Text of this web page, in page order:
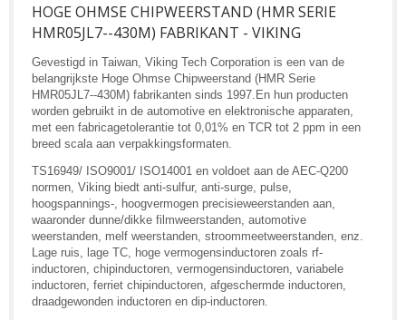
HOGE OHMSE CHIPWEERSTAND (HMR SERIE
HMR05JL7--430M) FABRIKANT - VIKING
Gevestigd in Taiwan, Viking Tech Corporation is een van de
belangrijkste Hoge Ohmse Chipweerstand (HMR Serie
HMR05JL7--430M) fabrikanten sinds 1997.En hun producten
worden gebruikt in de automotive en elektronische apparaten,
met een fabricagetolerantie tot 0,01% en TCR tot 2 ppm in een
breed scala aan verpakkingsformaten.
TS16949/ ISO9001/ ISO14001 en voldoet aan de AEC-Q200
normen, Viking biedt anti-sulfur, anti-surge, pulse,
hoogspannings-, hoogvermogen precisieweerstanden aan,
waaronder dunne/dikke filmweerstanden, automotive
weerstanden, melf weerstanden, stroommeetweerstanden, enz.
Lage ruis, lage TC, hoge vermogensinductoren zoals rf-
inductoren, chipinductoren, vermogensinductoren, variabele
inductoren, ferriet chipinductoren, afgeschermde inductoren,
draadgewonden inductoren en dip-inductoren.